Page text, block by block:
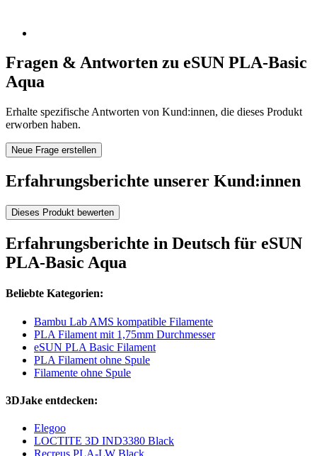
Fragen & Antworten zu eSUN PLA-Basic
Aqua
Erhalte spezifische Antworten von Kund:innen, die dieses Produkt
erworben haben.
Neue Frage erstellen
Erfahrungsberichte unserer Kund:innen
Dieses Produkt bewerten
Erfahrungsberichte in Deutsch für eSUN
PLA-Basic Aqua
Beliebte Kategorien:
Bambu Lab AMS kompatible Filamente
PLA Filament mit 1,75mm Durchmesser
eSUN PLA Basic Filament
PLA Filament ohne Spule
Filamente ohne Spule
3DJake entdecken:
Elegoo
LOCTITE 3D IND3380 Black